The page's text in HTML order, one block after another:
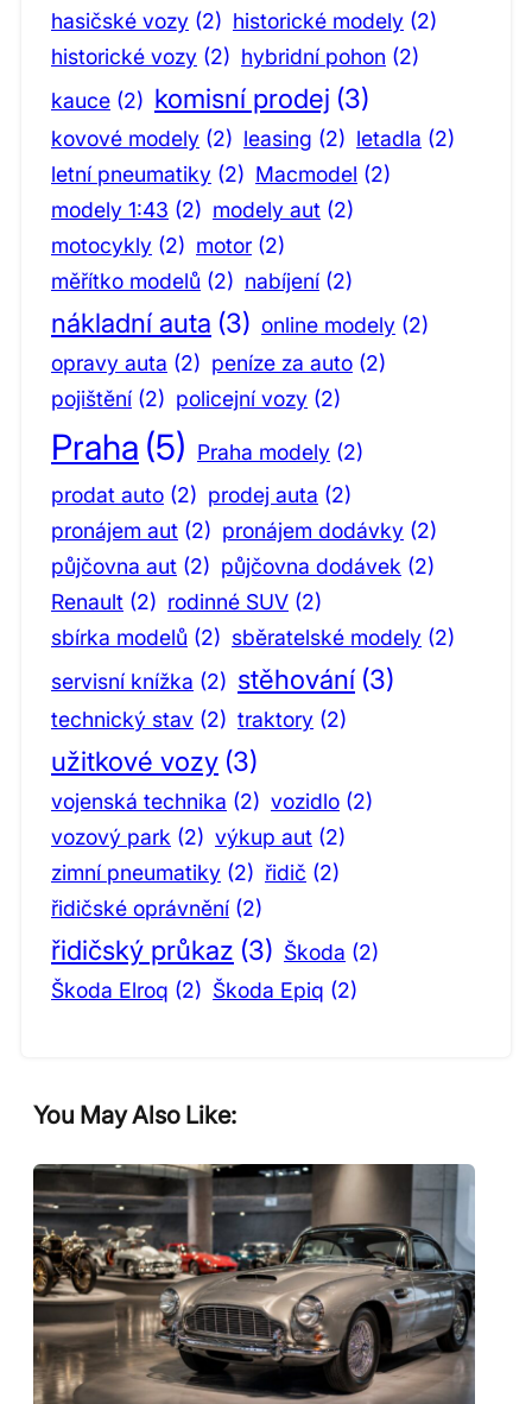
hasičské vozy (2) historické modely (2)
historické vozy (2) hybridní pohon (2)
kauce (2) komisní prodej (3)
kovové modely (2) leasing (2) letadla (2)
letní pneumatiky (2) Macmodel (2)
modely 1:43 (2) modely aut (2)
motocykly (2) motor (2)
měřítko modelů (2) nabíjení (2)
nákladní auta (3) online modely (2)
opravy auta (2) peníze za auto (2)
pojištění (2) policejní vozy (2)
Praha (5) Praha modely (2)
prodat auto (2) prodej auta (2)
pronájem aut (2) pronájem dodávky (2)
půjčovna aut (2) půjčovna dodávek (2)
Renault (2) rodinné SUV (2)
sbírka modelů (2) sběratelské modely (2)
servisní knížka (2) stěhování (3)
technický stav (2) traktory (2)
užitkové vozy (3)
vojenská technika (2) vozidlo (2)
vozový park (2) výkup aut (2)
zimní pneumatiky (2) řidič (2)
řidičské oprávnění (2)
řidičský průkaz (3) Škoda (2)
Škoda Elroq (2) Škoda Epiq (2)
You May Also Like: